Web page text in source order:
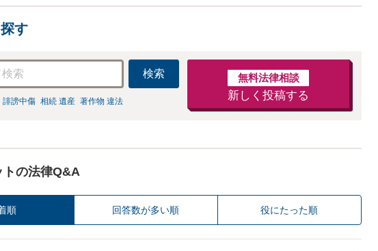
す
検索
誹謗中傷 相続 遺産 著作物 違法
無料法律相談
新しく投稿する
トの法律Q&A
順 回答数が多い順 役にたった順